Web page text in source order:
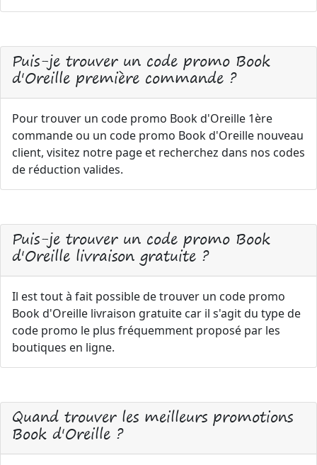
Puis-je trouver un code promo Book
d'Oreille première commande ?
Pour trouver un code promo Book d'Oreille 1ère
commande ou un code promo Book d'Oreille nouveau
client, visitez notre page et recherchez dans nos codes
de réduction valides.
Puis-je trouver un code promo Book
d'Oreille livraison gratuite ?
Il est tout à fait possible de trouver un code promo
Book d'Oreille livraison gratuite car il s'agit du type de
code promo le plus fréquemment proposé par les
boutiques en ligne.
Quand trouver les meilleurs promotions
Book d'Oreille ?